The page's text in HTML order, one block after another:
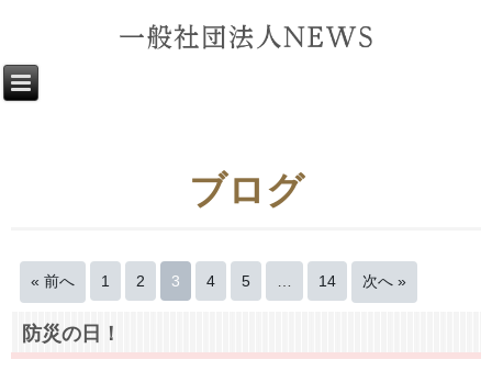
ブログ
« 前へ 1 2 3 4 5 … 14 次へ »
防災の日！